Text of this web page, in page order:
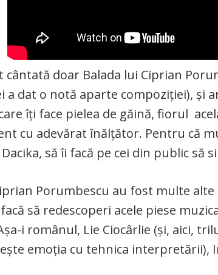
cântată doar Balada lui Ciprian
a dat o notă aparte compoziției), și
îți face pielea de găină, fiorul
cu adevărat înălțător. Pentru că
să îi facă pe cei din public să
Porumbescu au fost multe
să redescoperi acele piese
i românul, Lie Ciocârlie (și, aici,
emoția cu tehnica interpretării),